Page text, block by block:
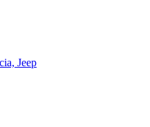
Jeep